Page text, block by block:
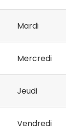
Mardi
Mercredi
Jeudi
Vendredi